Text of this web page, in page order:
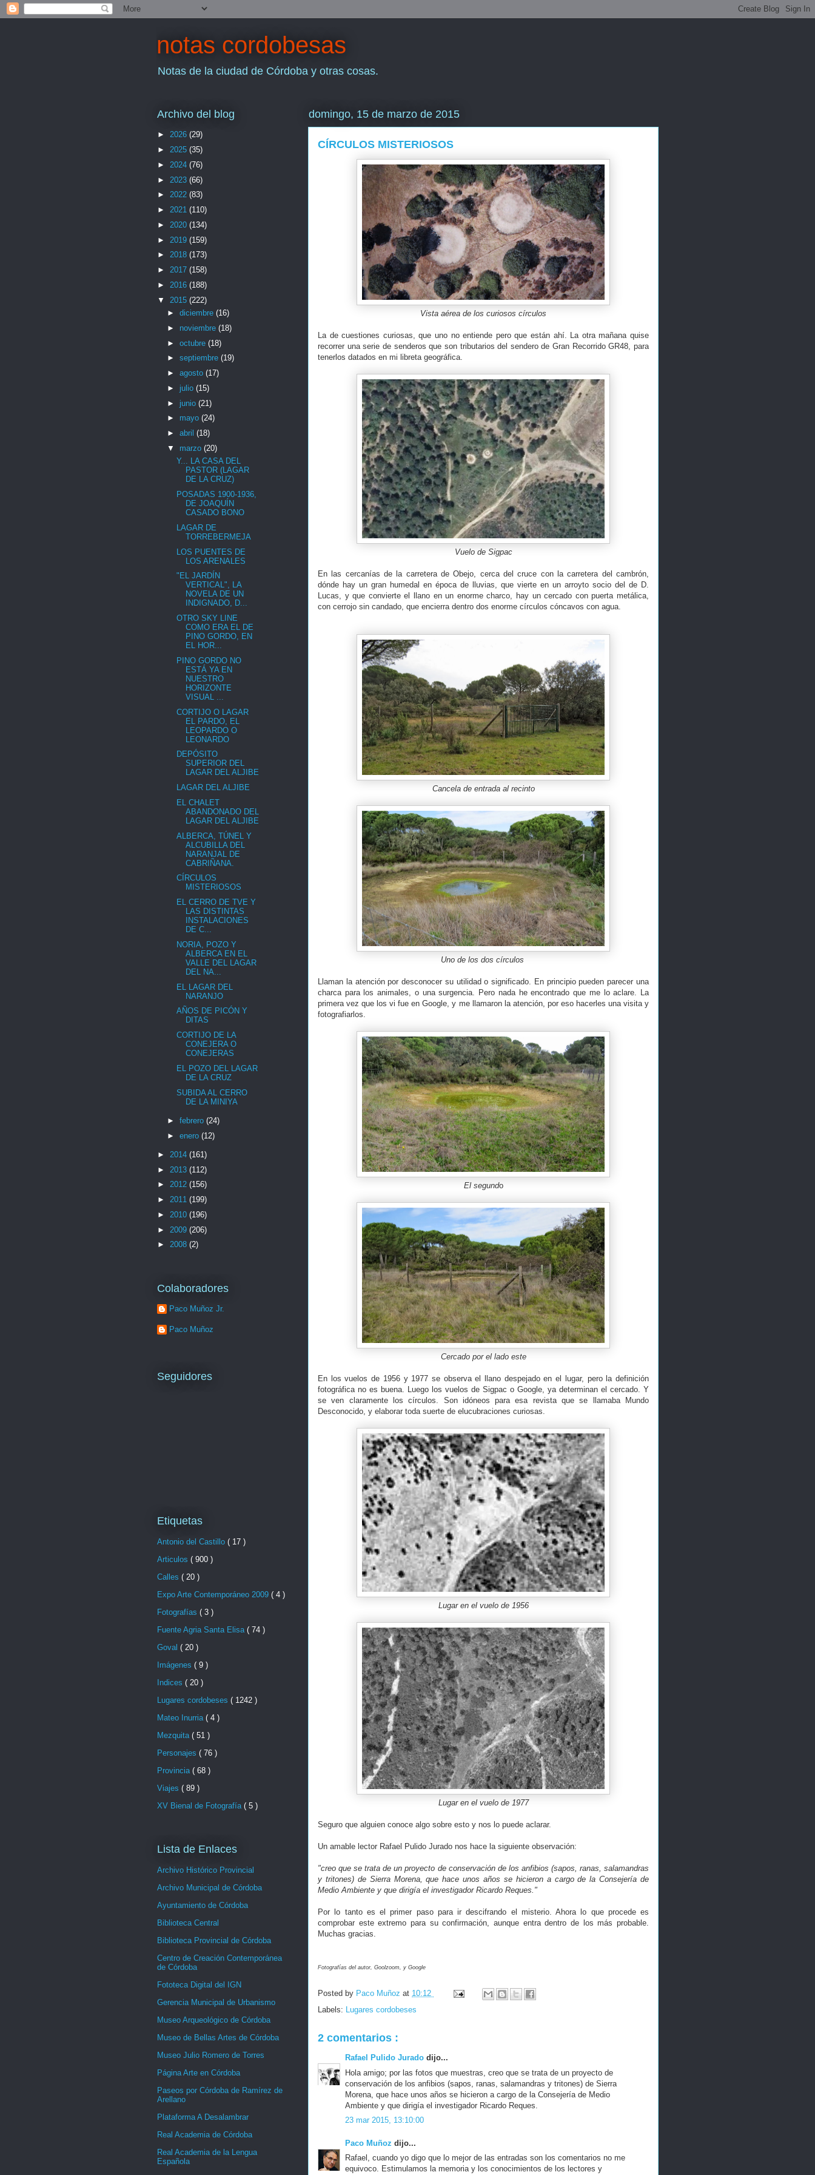
notas cordobesas
Notas de la ciudad de Córdoba y otras cosas.
domingo, 15 de marzo de 2015
CÍRCULOS MISTERIOSOS
Vista aérea de los curiosos círculos
La de cuestiones curiosas, que uno no entiende pero que están ahí. La otra mañana quise
recorrer una serie de senderos que son tributarios del sendero de Gran Recorrido GR48, para
tenerlos datados en mi libreta geográfica.
Vuelo de Sigpac
En las cercanías de la carretera de Obejo, cerca del cruce con la carretera del cambrón,
dónde hay un gran humedal en época de lluvias, que vierte en un arroyto socio del de D.
Lucas, y que convierte el llano en un enorme charco, hay un cercado con puerta metálica,
con cerrojo sin candado, que encierra dentro dos enorme círculos cóncavos con agua.
Cancela de entrada al recinto
Uno de los dos círculos
Llaman la atención por desconocer su utilidad o significado. En principio pueden parecer una
charca para los animales, o una surgencia. Pero nada he encontrado que me lo aclare. La
primera vez que los vi fue en Google, y me llamaron la atención, por eso hacerles una visita y
fotografiarlos.
El segundo
Cercado por el lado este
En los vuelos de 1956 y 1977 se observa el llano despejado en el lugar, pero la definición
fotográfica no es buena. Luego los vuelos de Sigpac o Google, ya determinan el cercado. Y
se ven claramente los círculos. Son idóneos para esa revista que se llamaba Mundo
Desconocido, y elaborar toda suerte de elucubraciones curiosas.
Lugar en el vuelo de 1956
Lugar en el vuelo de 1977
Seguro que alguien conoce algo sobre esto y nos lo puede aclarar.
Un amable lector Rafael Pulido Jurado nos hace la siguiente observación:
"creo que se trata de un proyecto de conservación de los anfibios (sapos, ranas, salamandras
y tritones) de Sierra Morena, que hace unos años se hicieron a cargo de la Consejería de
Medio Ambiente y que dirigía el investigador Ricardo Reques."
Por lo tanto es el primer paso para ir descifrando el misterio. Ahora lo que procede es
comprobar este extremo para su confirmación, aunque entra dentro de los más probable.
Muchas gracias.
Fotografías del autor, Goolzoom, y Google
Posted by Paco Muñoz at 10:12
Labels: Lugares cordobeses
2 comentarios :
Rafael Pulido Jurado dijo...
Hola amigo; por las fotos que muestras, creo que se trata de un proyecto de
conservación de los anfibios (sapos, ranas, salamandras y tritones) de Sierra
Morena, que hace unos años se hicieron a cargo de la Consejería de Medio
Ambiente y que dirigía el investigador Ricardo Reques.
23 mar 2015, 13:10:00
Paco Muñoz dijo...
Rafael, cuando yo digo que lo mejor de las entradas son los comentarios no me
equivoco. Estimulamos la memoria y los conocimientos de los lectores y
Archivo del blog
► 2026 (29)
► 2025 (35)
► 2024 (76)
► 2023 (66)
► 2022 (83)
► 2021 (110)
► 2020 (134)
► 2019 (159)
► 2018 (173)
► 2017 (158)
► 2016 (188)
▼ 2015 (222)
► diciembre (16)
► noviembre (18)
► octubre (18)
► septiembre (19)
► agosto (17)
► julio (15)
► junio (21)
► mayo (24)
► abril (18)
▼ marzo (20)
Y... LA CASA DEL
PASTOR (LAGAR
DE LA CRUZ)
POSADAS 1900-1936,
DE JOAQUÍN
CASADO BONO
LAGAR DE
TORREBERMEJA
LOS PUENTES DE
LOS ARENALES
"EL JARDÍN
VERTICAL", LA
NOVELA DE UN
INDIGNADO, D...
OTRO SKY LINE
COMO ERA EL DE
PINO GORDO, EN
EL HOR...
PINO GORDO NO
ESTÁ YA EN
NUESTRO
HORIZONTE
VISUAL ...
CORTIJO O LAGAR
EL PARDO, EL
LEOPARDO O
LEONARDO
DEPÓSITO
SUPERIOR DEL
LAGAR DEL ALJIBE
LAGAR DEL ALJIBE
EL CHALET
ABANDONADO DEL
LAGAR DEL ALJIBE
ALBERCA, TÚNEL Y
ALCUBILLA DEL
NARANJAL DE
CABRIÑANA.
CÍRCULOS
MISTERIOSOS
EL CERRO DE TVE Y
LAS DISTINTAS
INSTALACIONES
DE C...
NORIA, POZO Y
ALBERCA EN EL
VALLE DEL LAGAR
DEL NA...
EL LAGAR DEL
NARANJO
AÑOS DE PICÓN Y
DITAS
CORTIJO DE LA
CONEJERA O
CONEJERAS
EL POZO DEL LAGAR
DE LA CRUZ
SUBIDA AL CERRO
DE LA MINIYA
► febrero (24)
► enero (12)
► 2014 (161)
► 2013 (112)
► 2012 (156)
► 2011 (199)
► 2010 (196)
► 2009 (206)
► 2008 (2)
Colaboradores
Paco Muñoz Jr.
Paco Muñoz
Seguidores
Etiquetas
Antonio del Castillo ( 17 )
Articulos ( 900 )
Calles ( 20 )
Expo Arte Contemporáneo 2009 ( 4 )
Fotografías ( 3 )
Fuente Agria Santa Elisa ( 74 )
Goval ( 20 )
Imágenes ( 9 )
Indices ( 20 )
Lugares cordobeses ( 1242 )
Mateo Inurria ( 4 )
Mezquita ( 51 )
Personajes ( 76 )
Provincia ( 68 )
Viajes ( 89 )
XV Bienal de Fotografía ( 5 )
Lista de Enlaces
Archivo Histórico Provincial
Archivo Municipal de Córdoba
Ayuntamiento de Córdoba
Biblioteca Central
Biblioteca Provincial de Córdoba
Centro de Creación Contemporánea
de Córdoba
Fototeca Digital del IGN
Gerencia Municipal de Urbanismo
Museo Arqueológico de Córdoba
Museo de Bellas Artes de Córdoba
Museo Julio Romero de Torres
Página Arte en Córdoba
Paseos por Córdoba de Ramírez de
Arellano
Plataforma A Desalambrar
Real Academia de Córdoba
Real Academia de la Lengua
Española